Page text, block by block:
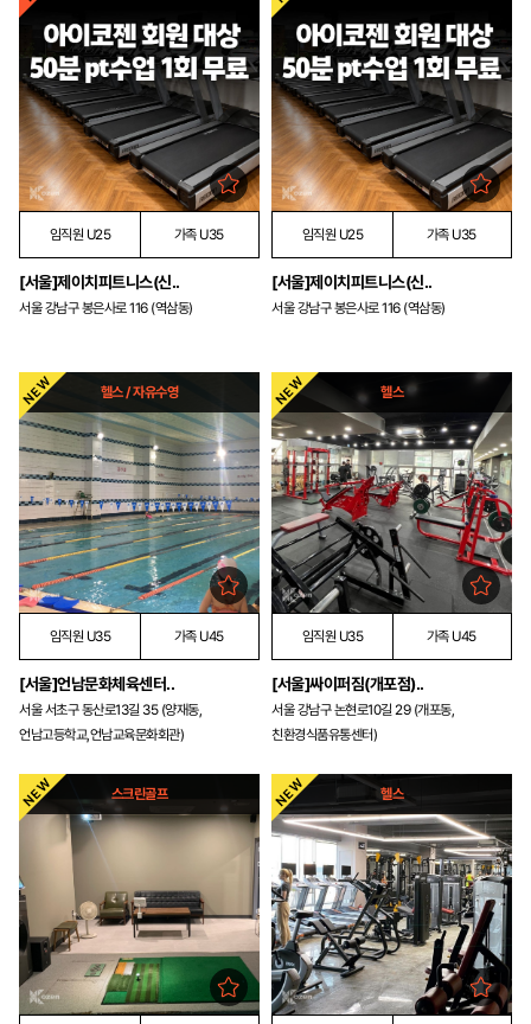
임직원 U25 가족 U35
[서울]제이치피트니스(신..
서울 강남구 봉은사로 116 (역삼동)
임직원 U25 가족 U35
[서울]제이치피트니스(신..
서울 강남구 봉은사로 116 (역삼동)
헬스 / 자유수영
임직원 U35 가족 U45
[서울]언남문화체육센터..
서울 서초구 동산로13길 35 (양재동,
언남고등학교,언남교육문화회관)
헬스
임직원 U35 가족 U45
[서울]싸이퍼짐(개포점)..
서울 강남구 논현로10길 29 (개포동,
친환경식품유통센터)
스크린골프 헬스